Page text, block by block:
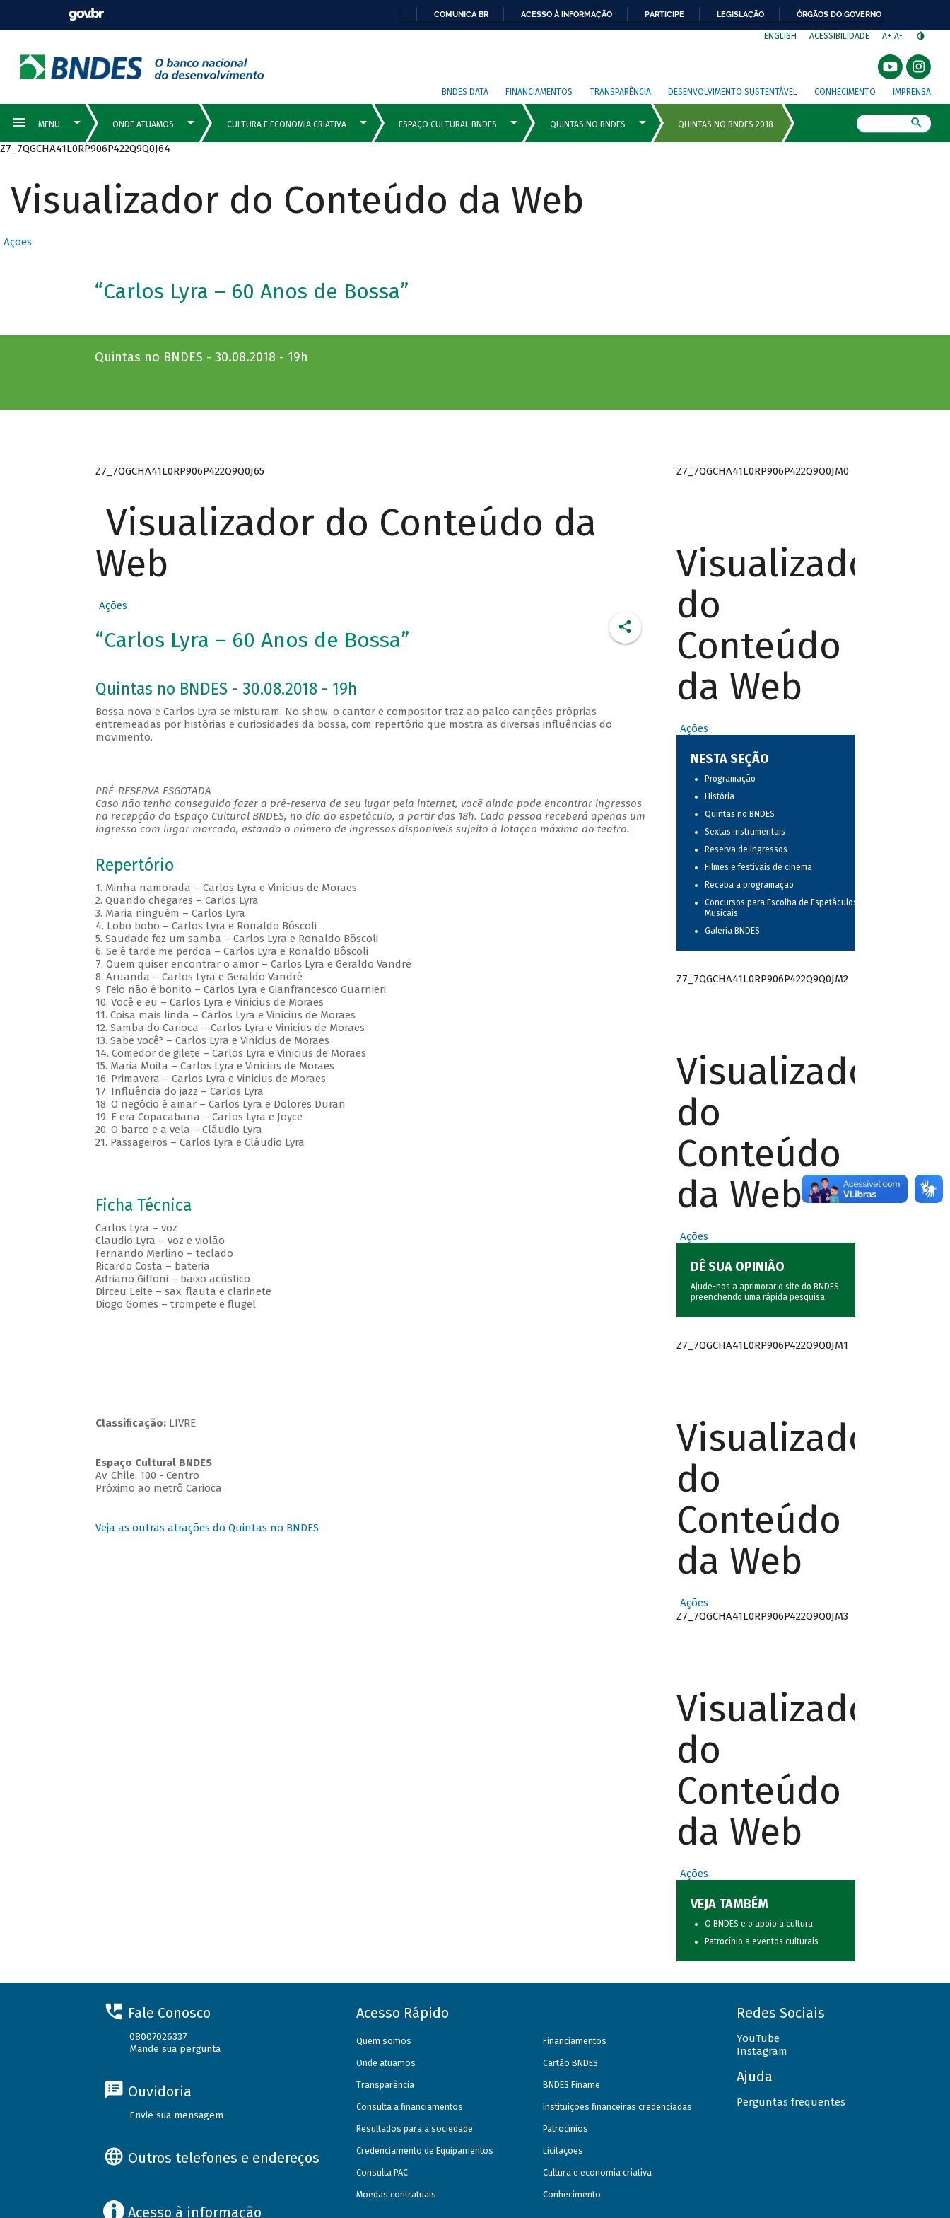
COMUNICA BR ACESSO À INFORMAÇÃO PARTICIPE LEGISLAÇÃO ÓRGÃOS DO GOVERNO
ENGLISH ACESSIBILIDADE A+ A-
BNDES DATA FINANCIAMENTOS TRANSPARÊNCIA DESENVOLVIMENTO SUSTENTÁVEL CONHECIMENTO IMPRENSA
Z7_7QGCHA41L0RP906P422Q9Q0J64
Visualizador do Conteúdo da Web
Ações
“Carlos Lyra – 60 Anos de Bossa”
Quintas no BNDES - 30.08.2018 - 19h
Z7_7QGCHA41L0RP906P422Q9Q0J65
Visualizador do Conteúdo da
Web
Ações
“Carlos Lyra – 60 Anos de Bossa”
Quintas no BNDES - 30.08.2018 - 19h
Bossa nova e Carlos Lyra se misturam. No show, o cantor e compositor traz ao palco canções próprias
entremeadas por histórias e curiosidades da bossa, com repertório que mostra as diversas influências do
movimento.
PRÉ-RESERVA ESGOTADA
Caso não tenha conseguido fazer a pré-reserva de seu lugar pela internet, você ainda pode encontrar ingressos
na recepção do Espaço Cultural BNDES, no dia do espetáculo, a partir das 18h. Cada pessoa receberá apenas um
ingresso com lugar marcado, estando o número de ingressos disponíveis sujeito à lotação máxima do teatro.
Repertório
1. Minha namorada – Carlos Lyra e Vinicius de Moraes
2. Quando chegares – Carlos Lyra
3. Maria ninguém – Carlos Lyra
4. Lobo bobo – Carlos Lyra e Ronaldo Bôscoli
5. Saudade fez um samba – Carlos Lyra e Ronaldo Bôscoli
6. Se é tarde me perdoa – Carlos Lyra e Ronaldo Bôscoli
7. Quem quiser encontrar o amor – Carlos Lyra e Geraldo Vandré
8. Aruanda – Carlos Lyra e Geraldo Vandré
9. Feio não é bonito – Carlos Lyra e Gianfrancesco Guarnieri
10. Você e eu – Carlos Lyra e Vinicius de Moraes
11. Coisa mais linda – Carlos Lyra e Vinicius de Moraes
12. Samba do Carioca – Carlos Lyra e Vinicius de Moraes
13. Sabe você? – Carlos Lyra e Vinicius de Moraes
14. Comedor de gilete – Carlos Lyra e Vinicius de Moraes
15. Maria Moita – Carlos Lyra e Vinicius de Moraes
16. Primavera – Carlos Lyra e Vinicius de Moraes
17. Influência do jazz – Carlos Lyra
18. O negócio é amar – Carlos Lyra e Dolores Duran
19. E era Copacabana – Carlos Lyra e Joyce
20. O barco e a vela – Cláudio Lyra
21. Passageiros – Carlos Lyra e Cláudio Lyra
Ficha Técnica
Carlos Lyra – voz
Claudio Lyra – voz e violão
Fernando Merlino – teclado
Ricardo Costa – bateria
Adriano Giffoni – baixo acústico
Dirceu Leite – sax, flauta e clarinete
Diogo Gomes – trompete e flugel
Classificação: LIVRE
Espaço Cultural BNDES
Av, Chile, 100 - Centro
Próximo ao metrô Carioca
Veja as outras atrações do Quintas no BNDES
Z7_7QGCHA41L0RP906P422Q9Q0JM0
Visualizador
do
Conteúdo
da Web
Ações
NESTA SEÇÃO
Programação
História
Quintas no BNDES
Sextas instrumentais
Reserva de ingressos
Filmes e festivais de cinema
Receba a programação
Concursos para Escolha de Espetáculos
Musicais
Galeria BNDES
Z7_7QGCHA41L0RP906P422Q9Q0JM2
Visualizador
do
Conteúdo
da Web
Ações
DÊ SUA OPINIÃO
Ajude-nos a aprimorar o site do BNDES
preenchendo uma rápida pesquisa.
Z7_7QGCHA41L0RP906P422Q9Q0JM1
Visualizador
do
Conteúdo
da Web
Ações
Z7_7QGCHA41L0RP906P422Q9Q0JM3
Visualizador
do
Conteúdo
da Web
Ações
VEJA TAMBÉM
O BNDES e o apoio à cultura
Patrocínio a eventos culturais
Fale Conosco
08007026337
Mande sua pergunta
Ouvidoria
Envie sua mensagem
Outros telefones e endereços
Acesso à informação
Acesso Rápido
Quem somos
Onde atuamos
Transparência
Consulta a financiamentos
Resultados para a sociedade
Credenciamento de Equipamentos
Consulta PAC
Moedas contratuais
Financiamentos
Cartão BNDES
BNDES Finame
Instituições financeiras credenciadas
Patrocínios
Licitações
Cultura e economia criativa
Conhecimento
Redes Sociais
YouTube
Instagram
Ajuda
Perguntas frequentes